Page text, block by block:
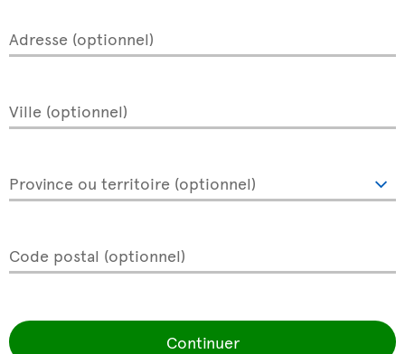
Adresse (optionnel)
Ville (optionnel)
Province ou territoire (optionnel)
Code postal (optionnel)
Continuer